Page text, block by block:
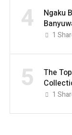
4
Ngaku
1
5
The
1